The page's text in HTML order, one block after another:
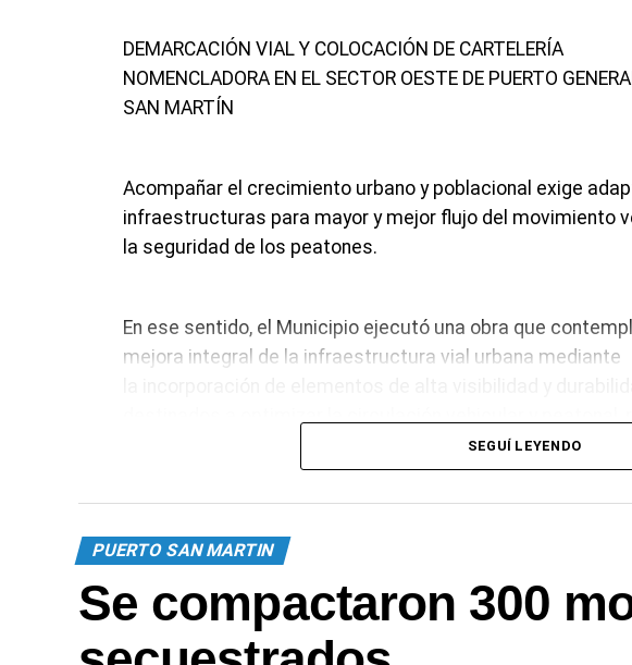
DEMARCACIÓN VIAL Y COLOCACIÓN DE CARTELERÍA
NOMENCLADORA EN EL SECTOR OESTE DE PUERTO
SAN MARTÍN
Acompañar el crecimiento urbano y poblacional exige
infraestructuras para mayor y mejor flujo del movimiento
la seguridad de los peatones.
En ese sentido, el Municipio ejecutó una obra que
mejora integral de la infraestructura vial urbana mediante
seguridad vial y normalizar la señalización.
Se realizaron trabajos de demarcación horizontal
termoplástico aplicado en caliente, instalación de tachas
reflectivas y colocación de señalización nomencladora
en distintos sectores estratégicos de la ciudad.
Los trabajos realizados comprendieron la demarcación vial
SEGUÍ LEYENDO
PUERTO SAN MARTIN
Se compactaron 300